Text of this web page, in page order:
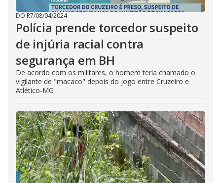
DO R7/08/04/2024
Polícia prende torcedor suspeito
de injúria racial contra
segurança em BH
De acordo com os militares, o homem teria chamado o
vigilante de "macaco" depois do jogo entre Cruzeiro e
Atlético-MG